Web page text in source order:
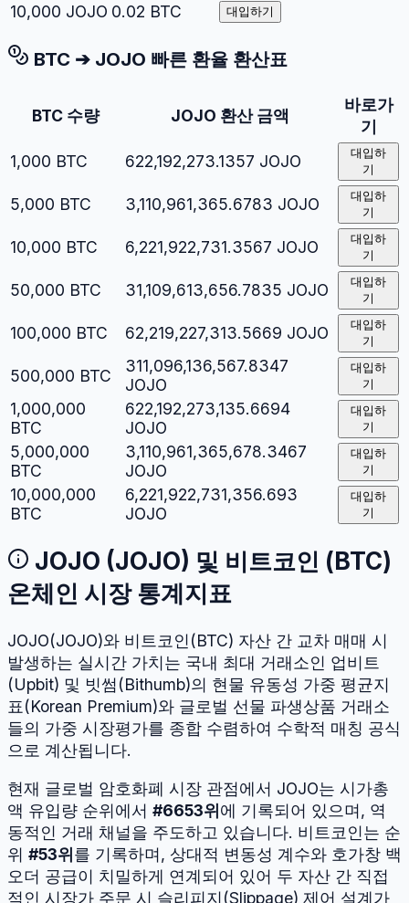
10,000 JOJO 0.02 BTC 대입하기
BTC ➔ JOJO 빠른 환율 환산표
BTC 수량 JOJO 환산 금액
바로가
기
1,000 BTC 622,192,273.1357 JOJO
대입하
기
5,000 BTC 3,110,961,365.6783 JOJO
대입하
기
10,000 BTC 6,221,922,731.3567 JOJO
대입하
기
50,000 BTC 31,109,613,656.7835 JOJO
대입하
기
100,000 BTC 62,219,227,313.5669 JOJO
대입하
기
500,000 BTC
311,096,136,567.8347
JOJO
대입하
기
1,000,000
BTC
622,192,273,135.6694
JOJO
대입하
기
5,000,000
BTC
3,110,961,365,678.3467
JOJO
대입하
기
10,000,000
BTC
6,221,922,731,356.693
JOJO
대입하
기
JOJO (JOJO) 및 비트코인 ( BTC)
온체인 시장 통계지표
JOJO(JOJO)와 비트코인 (BTC) 자산 간 교차 매매 시
발생하는 실시간 가치는 국내 최대 거래소인 업비트
(Upbit) 및 빗썸(Bithumb)의 현물 유동성 가중 평균지
표(Korean Premium)와 글로벌 선물 파생상품 거래소
들의 가중 시장평가를 종합 수렴하여 수학적 매칭 공식
으로 계산됩니다.
현재 글로벌 암호화폐 시장 관점에서 JOJO는 시가총
액 유입량 순위에서 #6653위에 기록되어 있으며, 역
동적인 거래 채널을 주도하고 있습니다. 비트코인는 순
위 #53위를 기록하며, 상대적 변동성 계수와 호가창 백
오더 공급이 치밀하게 연계되어 있어 두 자산 간 직접
적인 시장가 주문 시 슬리피지(Slippage) 제어 설계가